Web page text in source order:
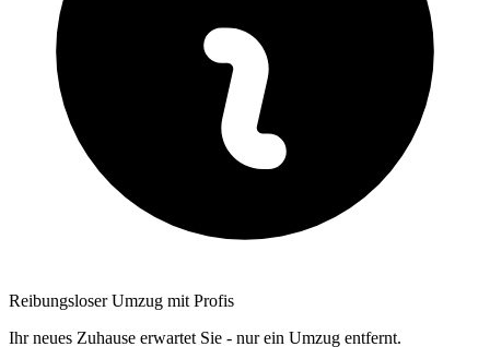
Reibungsloser Umzug mit Profis
Ihr neues Zuhause erwartet Sie - nur ein Umzug entfernt.